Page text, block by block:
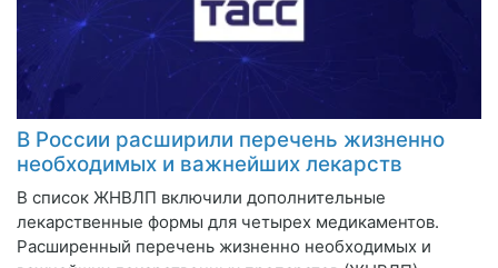
В России расширили перечень жизненно
необходимых и важнейших лекарств
В список ЖНВЛП включили дополнительные
лекарственные формы для четырех медикаментов.
Расширенный перечень жизненно необходимых и